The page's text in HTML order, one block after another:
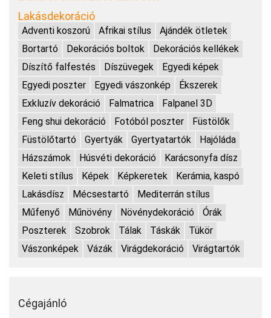
Lakásdekoráció
Adventi koszorú Afrikai stílus
Ajándék ötletek
Bortartó
Dekorációs boltok
Dekorációs kellékek
Díszítő falfestés
Díszüvegek
Egyedi képek
Egyedi poszter
Egyedi vászonkép
Ékszerek
Exkluzív dekoráció
Falmatrica
Falpanel 3D
Feng shui dekoráció
Fotóból poszter
Füstölők
Füstölőtartó
Gyertyák Gyertyatartók
Hajóláda
Házszámok
Húsvéti dekoráció
Karácsonyfa dísz
Keleti stílus
Képek Képkeretek
Kerámia, kaspó
Lakásdísz
Mécsestartó
Mediterrán stílus
Műfenyő
Műnövény Növénydekoráció
Órák
Poszterek
Szobrok Tálak Táskák
Tükör
Vászonképek
Vázák Virágdekoráció Virágtartók
Cégajánló